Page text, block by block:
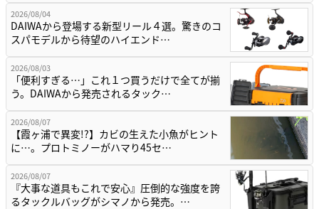
2026/08/04
DAIWAから登場する新型リール４選。驚きのコ
スパモデルから待望のハイエンド…
2026/08/03
「便利すぎる…」これ１つ買うだけで全てが揃
う。DAIWAから発売されるタック…
2026/08/07
【霞ヶ浦で異変!?】カビの生えた小魚がヒント
に…。プロトミノーがハマり45セ…
2026/08/07
『大事な道具もこれで安心』圧倒的な強度を誇
るタックルバッグがシマノから発売。…